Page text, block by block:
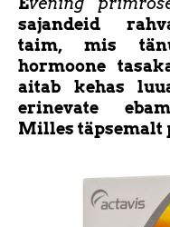
sajandeid
taim, mis
hormoone
aitab kehas
erinevate
Milles täpsemalt